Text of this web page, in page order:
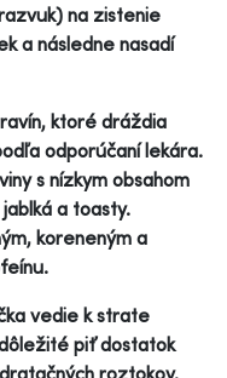
na zistenie
a následne nasadí
ktoré dráždia
odporúčaní lekára.
s nízkym obsahom
a toasty.
koreneným a
vedie k strate
piť dostatok
roztokov.